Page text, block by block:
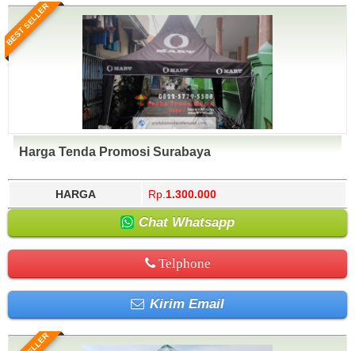
BEST SELLER
Harga Tenda Promosi Surabaya
HARGA Rp. 1.300.000
Chat Whatsapp
Telphone
Kirim Email